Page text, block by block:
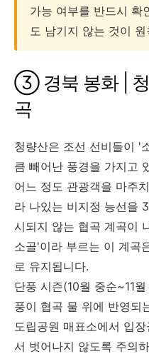
가능 여부를 반드시 확
도 남기지 않는 것이 원
③ 경북 봉화 | 청
곡
청량산은 조선 선비들이 '
큼 빼어난 풍경을 가지고
어느 정도 관광객을 마주
라 나있는 비지정 능선을
시되지 않는 협곡 계곡이
소골'이라 부르는 이 계곡
로 유지됩니다.
단풍 시즌(10월 중순~11
풍이 협곡 물 위에 반영되
도립공원 매표소에서 입
서 벗어나지 않도록 주의